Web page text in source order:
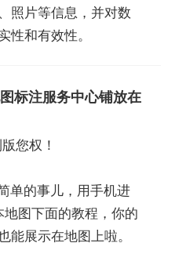
照片等信息，并对数
性和有效性。
标注服务中心铺放在
您权！
单的事儿，用手机进
图下面的教程，你的
展示在地图上啦。